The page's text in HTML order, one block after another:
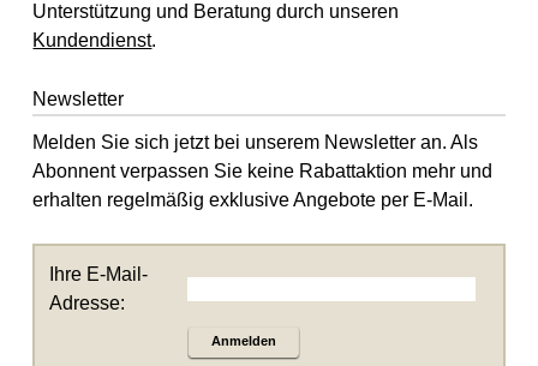
Unterstützung und Beratung durch unseren
Kundendienst.
Newsletter
Melden Sie sich jetzt bei unserem Newsletter an. Als
Abonnent verpassen Sie keine Rabattaktion mehr und
erhalten regelmäßig exklusive Angebote per E-Mail.
Ihre E-Mail-
Adresse:
Anmelden